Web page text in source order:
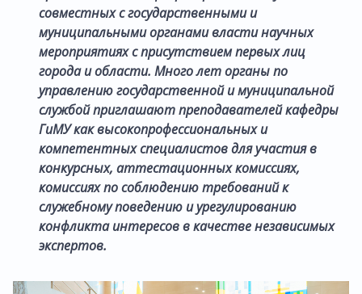
совместных с государственными и
муниципальными органами власти научных
мероприятиях с присутствием первых лиц
города и области. Много лет органы по
управлению государственной и муниципальной
службой приглашают преподавателей кафедры
ГиМУ как высокопрофессиональных и
компетентных специалистов для участия в
конкурсных, аттестационных комиссиях,
комиссиях по соблюдению требований к
служебному поведению и урегулированию
конфликта интересов в качестве независимых
экспертов.